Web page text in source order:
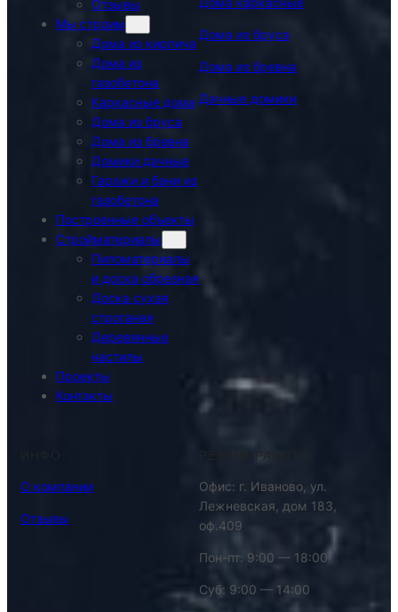
Отзывы
Мы строим
Дома из кирпича
Дома из
газобетона
Каркасные дома
Дома из бруса
Дома из бревна
Домики дачные
Гаражи и бани из
газобетона
Построенные объекты
Стройматериалы
Пиломатериалы
и доска обрезная
Доска сухая
строганая
Деревянные
настилы
Проекты
Контакты
Дома из бруса
Дома из бревна
Дачные домики
О компании
Отзывы
РЕЖИМ РАБОТЫ
Офис: г. Иваново, ул.
Лежневская, дом 183,
оф.409
Пон-пт: 9:00 — 18:00
Суб: 9:00 — 14:00